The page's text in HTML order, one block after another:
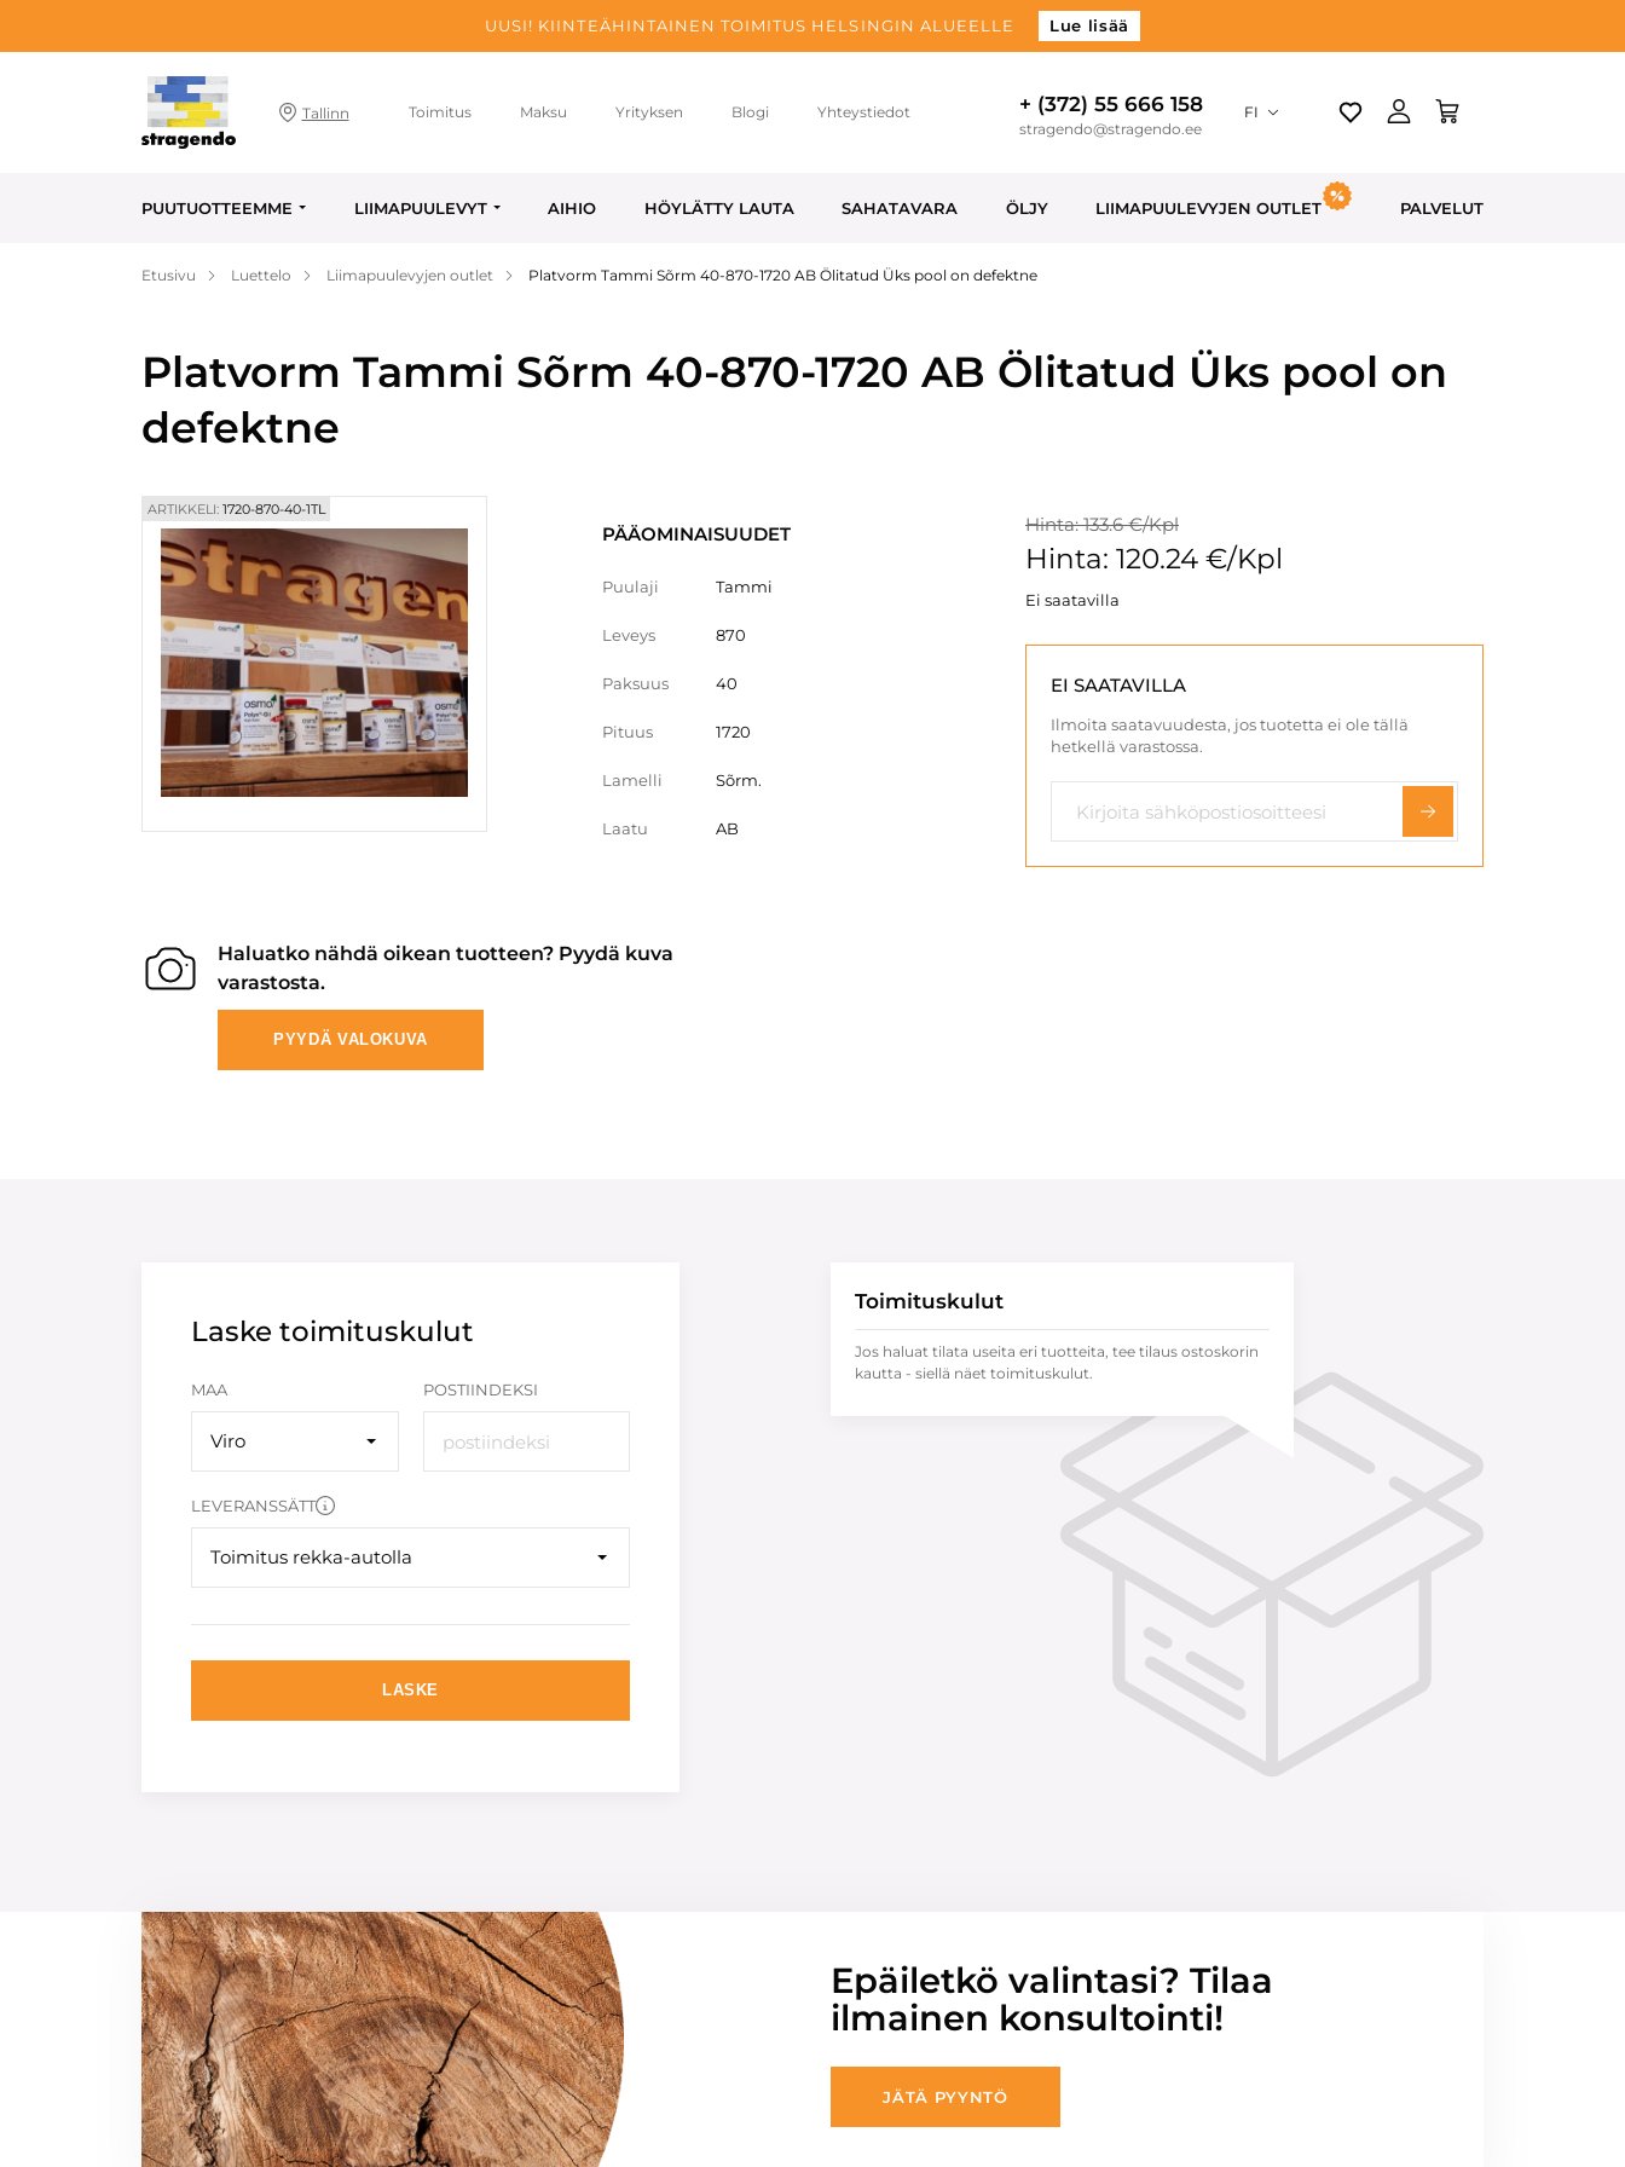
UUSI! KIINTEÄHINTAINEN TOIMITUS HELSINGIN ALUEELLE Lue lisää
Tallinn Toimitus Maksu Yrityksen Blogi Yhteystiedot + (372) 55 666 158
stragendo@stragendo.ee
FI
PUUTUOTTEEMME LIIMAPUULEVYT AIHIO HÖYLÄTTY LAUTA SAHATAVARA ÖLJY LIIMAPUULEVYJEN OUTLET PALVELUT
Etusivu Luettelo Liimapuulevyjen outlet Platvorm Tammi Sõrm 40-870-1720 AB Ölitatud Üks pool on defektne
Platvorm Tammi Sõrm 40-870-1720 AB Ölitatud Üks pool on
defektne
ARTIKKELI: 1720-870-40-1TL
PÄÄOMINAISUUDET
Puulaji Tammi
Leveys 870
Paksuus 40
Pituus 1720
Lamelli Sõrm.
Laatu AB
Hinta: 133.6 €/Kpl
Hinta: 120.24 €/Kpl
Ei saatavilla
EI SAATAVILLA
Ilmoita saatavuudesta, jos tuotetta ei ole tällä
hetkellä varastossa.
Haluatko nähdä oikean tuotteen? Pyydä kuva
varastosta.
PYYDÄ VALOKUVA
Laske toimituskulut
MAA
Viro
POSTIINDEKSI
LEVERANSSÄTT
Toimitus rekka-autolla
LASKE
Toimituskulut
Jos haluat tilata useita eri tuotteita, tee tilaus ostoskorin
kautta - siellä näet toimituskulut.
Epäiletkö valintasi? Tilaa
ilmainen konsultointi!
JÄTÄ PYYNTÖ